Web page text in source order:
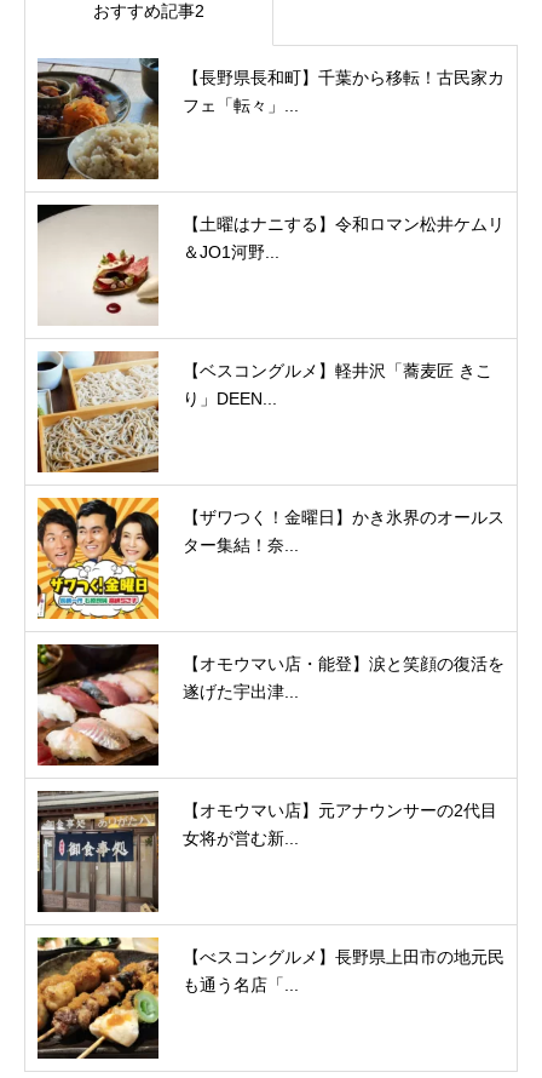
おすすめ記事2
【長野県長和町】千葉から移転！古民家カ
フェ「転々」...
【土曜はナニする】令和ロマン松井ケムリ
＆JO1河野...
【ベスコングルメ】軽井沢「蕎麦匠 きこ
り」DEEN...
【ザワつく！金曜日】かき氷界のオールス
ター集結！奈...
【オモウマい店・能登】涙と笑顔の復活を
遂げた宇出津...
【オモウマい店】元アナウンサーの2代目
女将が営む新...
【べスコングルメ】長野県上田市の地元民
も通う名店「...